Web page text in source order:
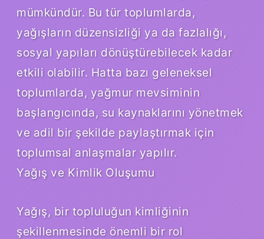
mümkündür. Bu tür toplumlarda,
yağışların düzensizliği ya da fazlalığı,
sosyal yapıları dönüştürebilecek kadar
etkili olabilir. Hatta bazı geleneksel
toplumlarda, yağmur mevsiminin
başlangıcında, su kaynaklarını yönetmek
ve adil bir şekilde paylaştırmak için
toplumsal anlaşmalar yapılır.
Yağış ve Kimlik Oluşumu
Yağış, bir topluluğun kimliğinin
şekillenmesinde önemli bir rol